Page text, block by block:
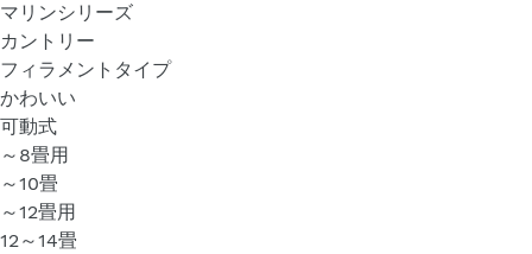
マリンシリーズ
カントリー
フィラメントタイプ
かわいい
可動式
～8畳用
～10畳
～12畳用
12～14畳